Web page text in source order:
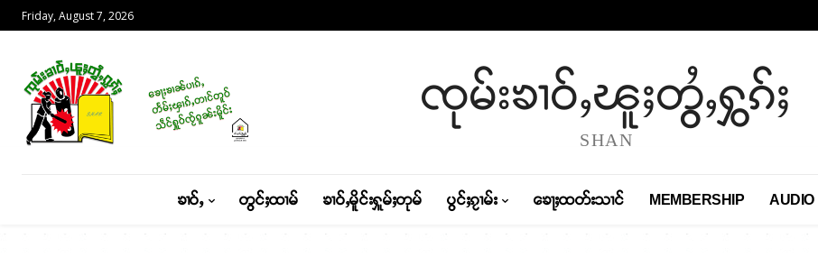
Friday, August 7, 2026
ၸုမ်းၶၢဝ်ႇၽူႈတွႆႇႁွၵ်ႈ
SHAN
ၶၢဝ်ႇ တွင်ႈထၢမ် ၶၢဝ်ႇမိူင်းႁူမ်ႈတုမ် ပွင်ႈၵႂၢမ်း ၶေႃႈထတ်းသၢင် MEMBERSHIP AUDIO